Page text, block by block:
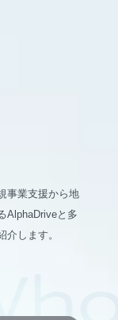
事業支援から地
AlphaDriveと多
します。